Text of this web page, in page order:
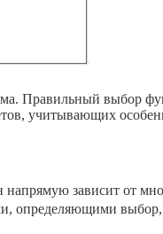
Правильный выбор
учитывающих
зависит от
определяющими выбор,